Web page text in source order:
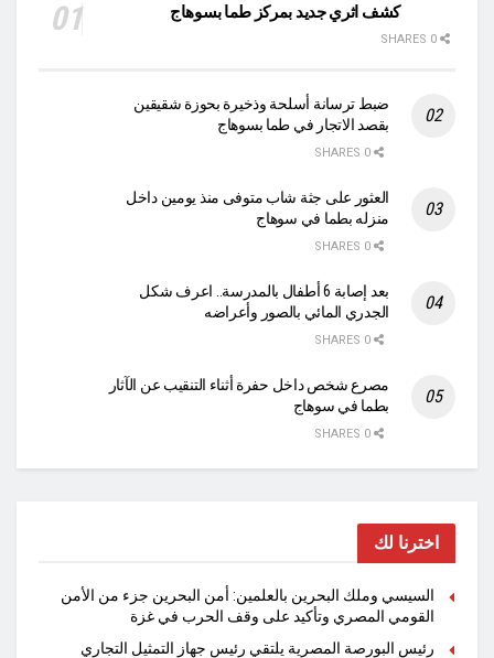
كشف اثري جديد بمركز طما بسوهاج
ضبط ترسانة أسلحة وذخيرة بحوزة شقيقين
بقصد الاتجار في طما بسوهاج
العثور على جثة شاب متوفى منذ يومين داخل
منزله بطما في سوهاج
بعد إصابة 6 أطفال بالمدرسة.. اعرف شكل
الجدري المائي بالصور وأعراضه
مصرع شخص داخل حفرة أثناء التنقيب عن الآثار
بطما في سوهاج
اخترنا لك
السيسي وملك البحرين بالعلمين: أمن البحرين جزء من الأمن
القومي المصري وتأكيد على وقف الحرب في غزة
رئيس البورصة المصرية يلتقي رئيس جهاز التمثيل التجاري